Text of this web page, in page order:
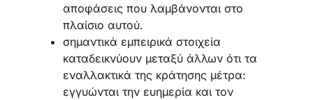
αποφάσεις που λαμβάνονται στο
πλαίσιο αυτού.
σημαντικά εμπειρικά στοιχεία
καταδεικνύουν μεταξύ άλλων ότι τα
εναλλακτικά της κράτησης μέτρα:
εγγυώνται την ευημερία και τον